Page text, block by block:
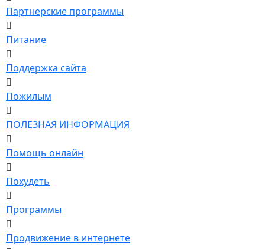
Партнерские программы
Питание
Поддержка сайта
Пожилым
ПОЛЕЗНАЯ ИНФОРМАЦИЯ
Помощь онлайн
Похудеть
Программы
Продвижение в интернете